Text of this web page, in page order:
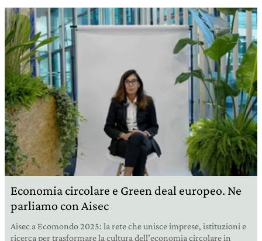
Economia circolare e Green deal europeo. Ne
parliamo con Aisec
Aisec a Ecomondo 2025: la rete che unisce imprese, istituzioni e
ricerca per trasformare la cultura dell’economia circolare in